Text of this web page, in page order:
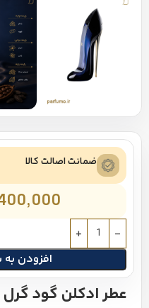
ضمانت اصالت کالا
افزودن
عطر ادکلن گود